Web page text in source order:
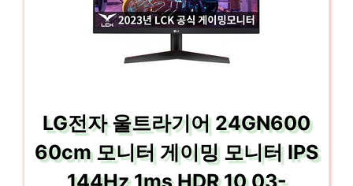
LG전자 울트라기어 24GN600
60cm 모니터 게이밍 모니터 IPS
144Hz 1ms HDR 10 03-